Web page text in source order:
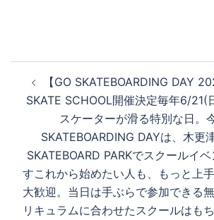
生
す
る
ナ
ー
シ
ョ
【GO SKATEBOARDING DAY
SKATE SCHOOL開催決定毎年6/21(
スケーターが滑る特別な日。
SKATEBOARDING DAYは、木更
SKATEBOARD PARKでスクールイ
すこれから始めたい人も、もっと上
大歓迎。当日は手ぶらで参加できる
リキュラムに合わせたスクールはも